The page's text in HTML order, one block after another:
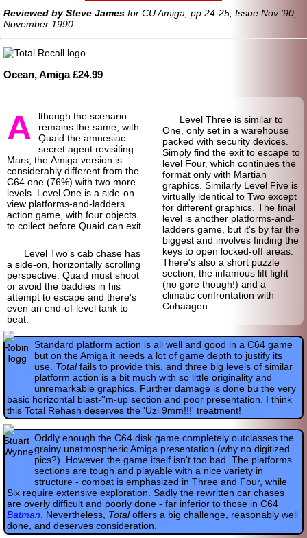
Reviewed by Steve James for CU Amiga, pp.24-25, Issue Nov '90,
November 1990
Ocean, Amiga £24.99
A
lthough the scenario
remains the same, with
Quaid the amnesiac
secret agent revisiting
Mars, the Amiga version is
considerably different from the
C64 one (76%) with two more
levels. Level One is a side-on
view platforms-and-ladders
action game, with four objects
to collect before Quaid can exit.
Level Two's cab chase has
a side-on, horizontally scrolling
perspective. Quaid must shoot
or avoid the baddies in his
attempt to escape and there's
even an end-of-level tank to
beat.
Level Three is similar to
One, only set in a warehouse
packed with security devices.
Simply find the exit to escape to
level Four, which continues the
format only with Martian
graphics. Similarly Level Five is
virtually identical to Two except
for different graphics. The final
level is another platforms-and-
ladders game, but it's by far the
biggest and involves finding the
keys to open locked-off areas.
There's also a short puzzle
section, the infamous lift fight
(no gore though!) and a
climatic confrontation with
Cohaagen.
Standard platform action is all well and good in a C64 game
but on the Amiga it needs a lot of game depth to justify its
use. Totalfails to provide this, and three big levels of similar
platform action is a bit much with so little originality and
unremarkable graphics. Further damage is done bu the very
basic horizontal blast-''m-up section and poor presentation. I think
this Total Rehash deserves the 'Uzi 9mm!!!' treatment!
Oddly enough the C64 disk game completely outclasses the
grainy unatmospheric Amiga presentation (why no digitized
pics?). However the game itself isn't too bad. The platforms
sections are tough and playable with a nice variety in
structure - combat is emphasized in Three and Four, while
Six require extensive exploration. Sadly the rewritten car chases
are overly difficult and poorly done - far inferior to those in C64
Batman . Nevertheless, Totaloffers a big challenge, reasonably well
done, and deserves consideration.